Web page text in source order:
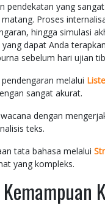
pendekatan yang
Proses
hingga simulasi
dapat Anda
sebelum hari ujian
melalui
sangat akurat.
dengan
teks.
tata bahasa melalui
yang kompleks.